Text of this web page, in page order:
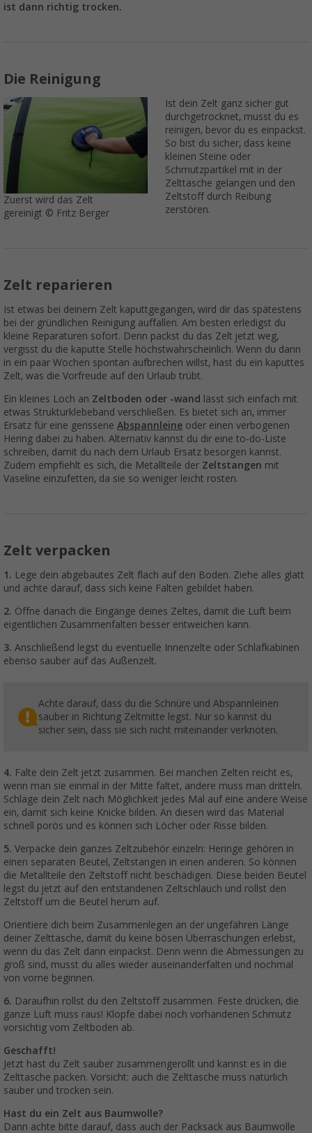
ist dann richtig trocken.
Die Reinigung
Zuerst wird das Zelt
gereinigt © Fritz Berger
Ist dein Zelt ganz sicher gut
durchgetrocknet, musst du es
reinigen, bevor du es einpackst.
So bist du sicher, dass keine
kleinen Steine oder
Schmutzpartikel mit in der
Zelttasche gelangen und den
Zeltstoff durch Reibung
zerstören.
Zelt reparieren
Ist etwas bei deinem Zelt kaputtgegangen, wird dir das spätestens
bei der gründlichen Reinigung auffallen. Am besten erledigst du
kleine Reparaturen sofort. Denn packst du das Zelt jetzt weg,
vergisst du die kaputte Stelle höchstwahrscheinlich. Wenn du dann
in ein paar Wochen spontan aufbrechen willst, hast du ein kaputtes
Zelt, was die Vorfreude auf den Urlaub trübt.
Ein kleines Loch an Zeltboden oder -wand
lässt sich einfach mit
etwas Strukturklebeband verschließen. Es bietet sich an, immer
Ersatz für eine gerissene Abspannleine oder einen verbogenen
Hering dabei zu haben. Alternativ kannst du dir eine to-do-Liste
schreiben, damit du nach dem Urlaub Ersatz besorgen kannst.
Zudem empfiehlt es sich, die Metallteile der Zeltstangen mit
Vaseline einzufetten, da sie so weniger leicht rosten.
Zelt verpacken
1. Lege dein abgebautes Zelt flach auf den Boden. Ziehe alles glatt
und achte darauf, dass sich keine Falten gebildet haben.
2. Öffne danach die Eingänge deines Zeltes, damit die Luft beim
eigentlichen Zusammenfalten besser entweichen kann.
3. Anschließend legst du eventuelle Innenzelte oder Schlafkabinen
ebenso sauber auf das Außenzelt.
Achte darauf, dass du die Schnüre und Abspannleinen
sauber in Richtung Zeltmitte legst. Nur so kannst du
sicher sein, dass sie sich nicht miteinander verknoten.
4. Falte dein Zelt jetzt zusammen. Bei manchen Zelten reicht es,
wenn man sie einmal in der Mitte faltet, andere muss man dritteln.
Schlage dein Zelt nach Möglichkeit jedes Mal auf eine andere Weise
ein, damit sich keine Knicke bilden. An diesen wird das Material
schnell porös und es können sich Löcher oder Risse bilden.
5. Verpacke dein ganzes Zeltzubehör einzeln: Heringe gehören in
einen separaten Beutel, Zeltstangen in einen anderen. So können
die Metallteile den Zeltstoff nicht beschädigen. Diese beiden Beutel
legst du jetzt auf den entstandenen Zeltschlauch und rollst den
Zeltstoff um die Beutel herum auf.
Orientiere dich beim Zusammenlegen an der ungefähren Länge
deiner Zelttasche, damit du keine bösen Überraschungen erlebst,
wenn du das Zelt dann einpackst. Denn wenn die Abmessungen zu
groß sind, musst du alles wieder auseinanderfalten und nochmal
von vorne beginnen.
6. Daraufhin rollst du den Zeltstoff zusammen. Feste drücken, die
ganze Luft muss raus! Klopfe dabei noch vorhandenen Schmutz
vorsichtig vom Zeltboden ab.
Geschafft!
Jetzt hast du Zelt sauber zusammengerollt und kannst es in die
Zelttasche packen. Vorsicht: auch die Zelttasche muss natürlich
sauber und trocken sein.
Hast du ein Zelt aus Baumwolle?
Dann achte bitte darauf, dass auch der Packsack aus Baumwolle